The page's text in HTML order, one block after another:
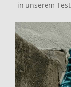
in unserem